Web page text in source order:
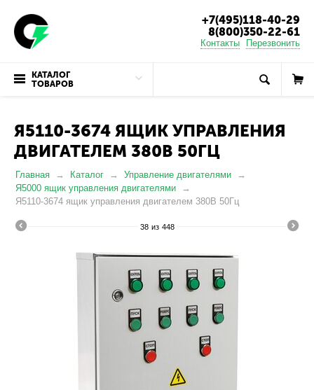
+7(495)118-40-29
8(800)350-22-61
Контакты Перезвонить
КАТАЛОГ
ТОВАРОВ
Я5110-3674 ЯЩИК УПРАВЛЕНИЯ
ДВИГАТЕЛЕМ 380В 50ГЦ
Главная Каталог
Управление двигателями
Я5000 ящик управления двигателями
Я5110-3674 ящик управления двигателем 380В 50Гц
38 из 448